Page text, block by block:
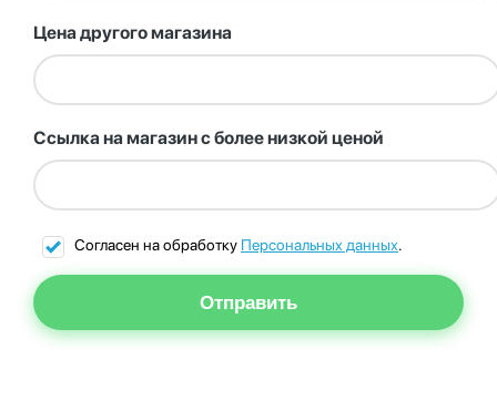
Цена другого магазина
Ссылка на магазин с более низкой ценой
Согласен на обработку Персональных данных.
Отправить